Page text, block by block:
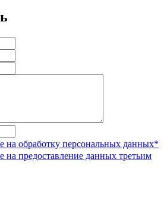
на обработку персональных данных*
на предоставление данных третьим